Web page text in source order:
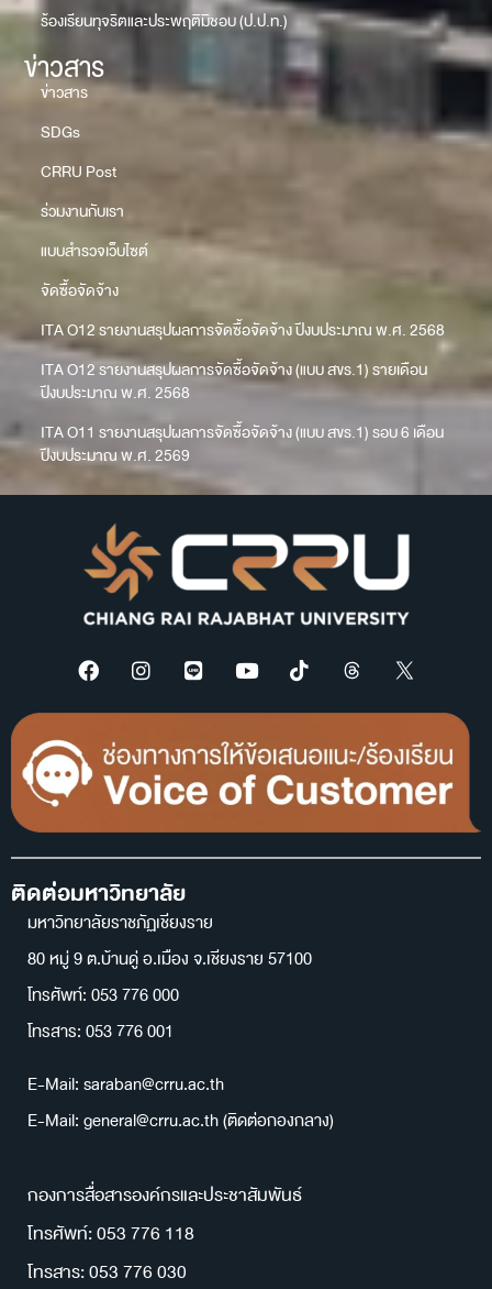
ร้องเรียนทุจริตและประพฤติมิชอบ (ป.ป.ท.)
ข่าวสาร
ข่าวสาร
SDGs
CRRU Post
ร่วมงานกับเรา
แบบสำรวจเว็บไซต์
จัดซื้อจัดจ้าง
ITA O12 รายงานสรุปผลการจัดซื้อจัดจ้าง ปีงบประมาณ พ.ศ. 2568
ITA O12 รายงานสรุปผลการจัดซื้อจัดจ้าง (แบบ สขร.1) รายเดือน
ปีงบประมาณ พ.ศ. 2568
ITA O11 รายงานสรุปผลการจัดซื้อจัดจ้าง (แบบ สขร.1) รอบ 6 เดือน
ปีงบประมาณ พ.ศ. 2569
ติดต่อมหาวิทยาลัย
มหาวิทยาลัยราชภัฏเชียงราย
80 หมู่ 9 ต.บ้านดู่ อ.เมือง จ.เชียงราย 57100
โทรศัพท์: 053 776 000
โทรสาร: 053 776 001
E-Mail: saraban@crru.ac.th
E-Mail: general@crru.ac.th (ติดต่อกองกลาง)
กองการสื่อสารองค์กรและประชาสัมพันธ์
โทรศัพท์: 053 776 118
โทรสาร: 053 776 030